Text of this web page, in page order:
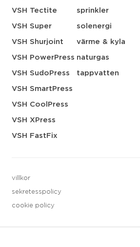
VSH Tectite
VSH Super
VSH Shurjoint
VSH PowerPress
VSH SudoPress
VSH SmartPress
VSH CoolPress
VSH XPress
VSH FastFix
sprinkler
solenergi
värme & kyla
naturgas
tappvatten
villkor
sekretesspolicy
cookie policy